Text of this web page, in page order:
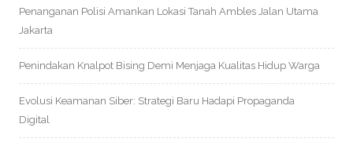
Penanganan Polisi Amankan Lokasi Tanah Ambles Jalan Utama
Jakarta
Penindakan Knalpot Bising Demi Menjaga Kualitas Hidup Warga
Evolusi Keamanan Siber: Strategi Baru Hadapi Propaganda
Digital